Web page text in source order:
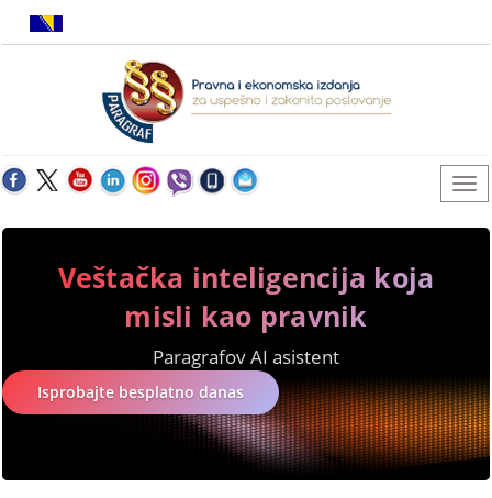
Veštačka inteligencija koja
misli kao pravnik
Paragrafov AI asistent
Isprobajte besplatno danas